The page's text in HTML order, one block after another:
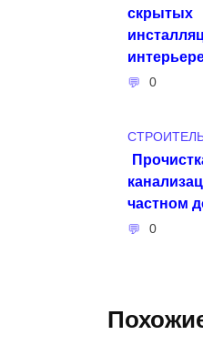
скрытых
0
частном
0